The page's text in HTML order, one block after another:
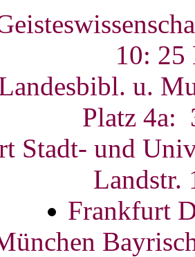
10: 25
u.
Platz 4a:
Stadt- und
Landstr.
Frankfurt